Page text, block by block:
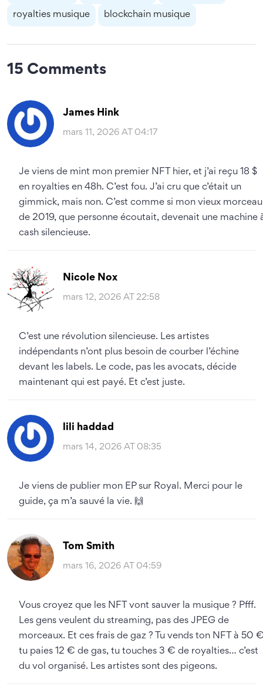
royalties musique blockchain musique
15 Comments
James Hink
mars 11, 2026 AT 04:17
Je viens de mint mon premier NFT hier, et j’ai reçu 18 $
en royalties en 48h. C’est fou. J’ai cru que c’était un
gimmick, mais non. C’est comme si mon vieux morceau
de 2019, que personne écoutait, devenait une machine
cash silencieuse.
Nicole Nox
mars 12, 2026 AT 22:58
C’est une révolution silencieuse. Les artistes
indépendants n’ont plus besoin de courber l’échine
devant les labels. Le code, pas les avocats, décide
maintenant qui est payé. Et c’est juste.
lili haddad
mars 14, 2026 AT 08:35
Je viens de publier mon EP sur Royal. Merci pour le
guide, ça m’a sauvé la vie. 🙌
Tom Smith
mars 16, 2026 AT 04:59
Vous croyez que les NFT vont sauver la musique ? Pfff.
Les gens veulent du streaming, pas des JPEG de
morceaux. Et ces frais de gaz ? Tu vends ton NFT à 50
tu paies 12 € de gas, tu touches 3 € de royalties… c’est
du vol organisé. Les artistes sont des pigeons.